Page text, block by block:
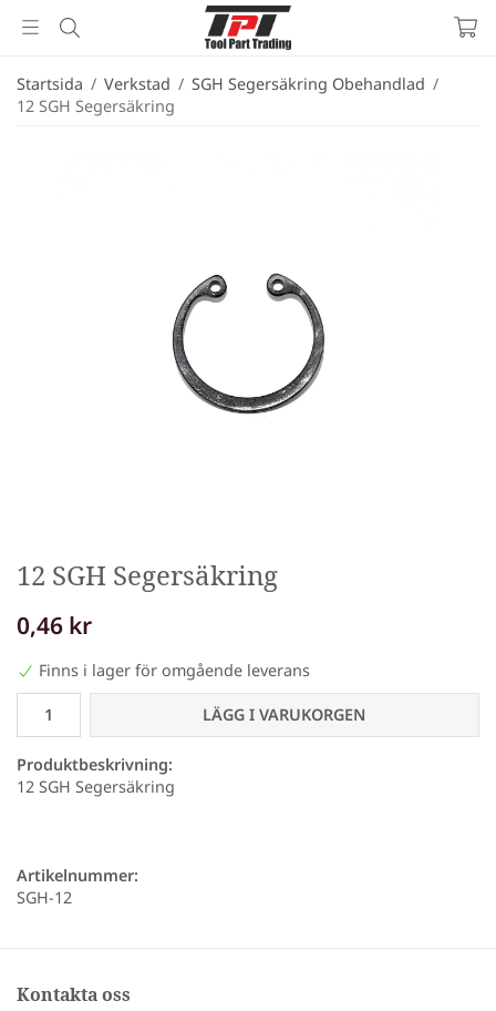
Startsida / Verkstad / SGH Segersäkring Obehandlad /
12 SGH Segersäkring
12 SGH Segersäkring
0,46 kr
Finns i lager för omgående leverans
LÄGG I VARUKORGEN
Produktbeskrivning:
12 SGH Segersäkring
Artikelnummer:
SGH-12
Kontakta oss